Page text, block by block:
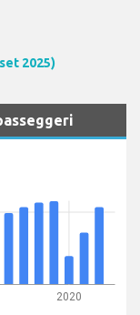
2025)
2020